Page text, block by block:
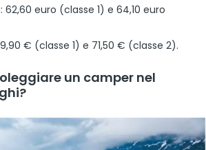
62,60 euro (classe 1) e 64,10 euro
€ (classe 1) e 71,50 € (classe 2).
un camper nel